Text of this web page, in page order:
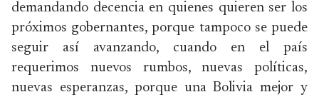
demandando decencia en quienes quieren ser los
próximos gobernantes, porque tampoco se puede
seguir así avanzando, cuando en el país
requerimos nuevos rumbos, nuevas políticas,
nuevas esperanzas, porque una Bolivia mejor y